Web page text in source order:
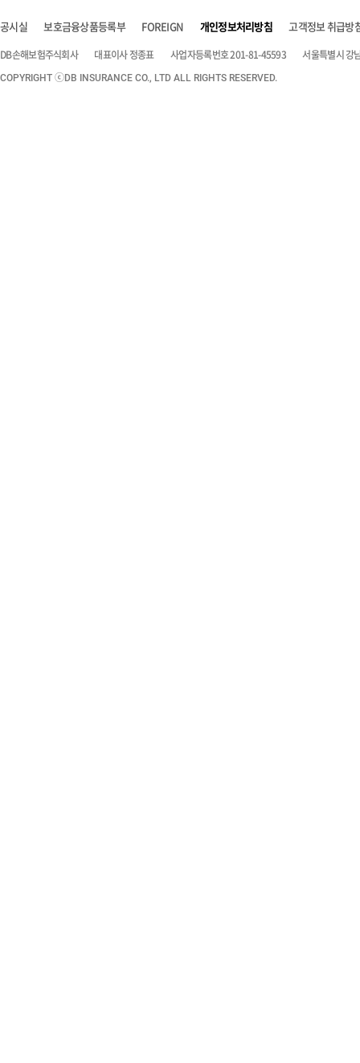
공시실 보호금융상품등록부 FOREIGN 개인정보처리방침 고객정보 취급방
DB손해보험주식회사 대표이사 정종표 사업자등록번호 201-81-45593 서울특별시 강
COPYRIGHT ⓒDB INSURANCE CO., LTD ALL RIGHTS RESERVED.